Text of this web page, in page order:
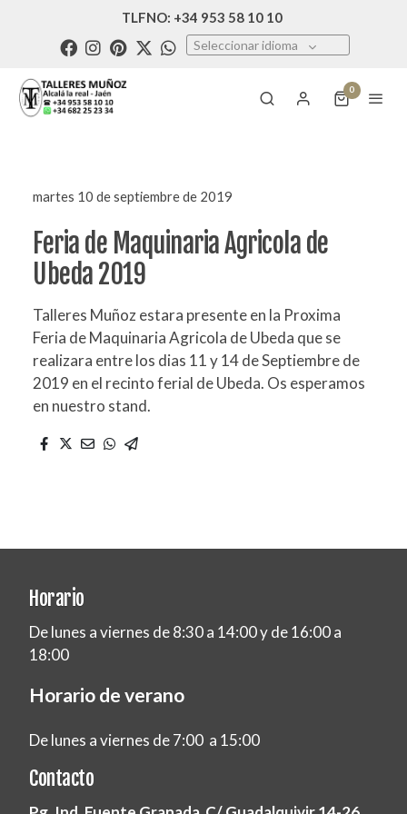
TLFNO: +34 953 58 10 10
Seleccionar idioma
0
martes 10 de septiembre de 2019
Feria de Maquinaria Agricola de
Ubeda 2019
Talleres Muñoz estara presente en la Proxima
Feria de Maquinaria Agricola de Ubeda que se
realizara entre los dias 11 y 14 de Septiembre de
2019 en el recinto ferial de Ubeda. Os esperamos
en nuestro stand.
Horario
De lunes a viernes de 8:30 a 14:00 y de 16:00 a
18:00
Horario de verano
De lunes a viernes de 7:00 a 15:00
Contacto